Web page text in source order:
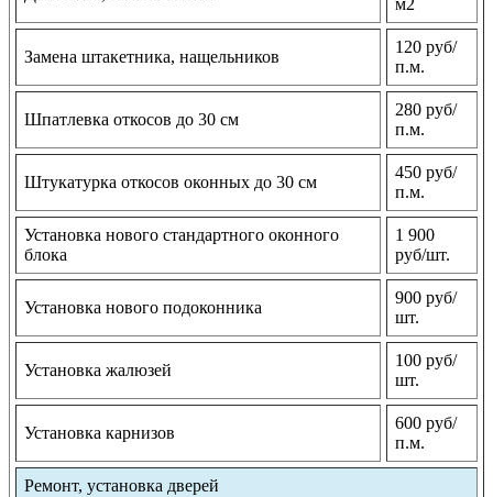
м2
Замена штакетника, нащельников
120 руб/
п.м.
Шпатлевка откосов до 30 см
280 руб/
п.м.
Штукатурка откосов оконных до 30 см
450 руб/
п.м.
Установка нового стандартного оконного
блока
1 900
руб/шт.
Установка нового подоконника
900 руб/
шт.
Установка жалюзей
100 руб/
шт.
Установка карнизов
600 руб/
п.м.
Ремонт, установка дверей